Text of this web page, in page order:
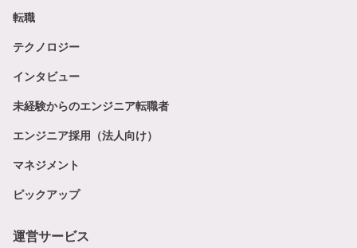
転職
テクノロジー
インタビュー
未経験からのエンジニア転職者
エンジニア採用（法人向け）
マネジメント
ピックアップ
運営サービス